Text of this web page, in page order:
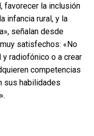
favorecer la inclusión
infancia rural, y la
señalan desde
satisfechos: «No
y radiofónico o a crear
competencias
sus habilidades